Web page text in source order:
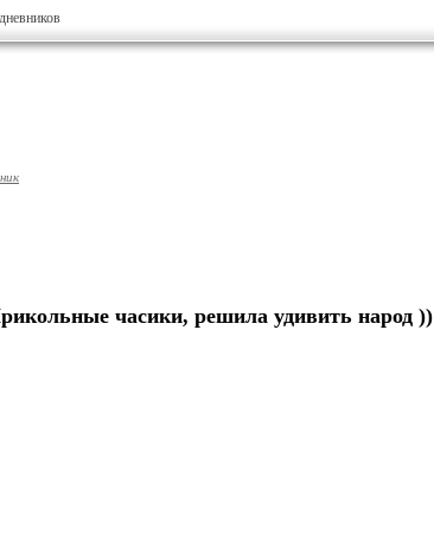
часики, решила удивить народ ))